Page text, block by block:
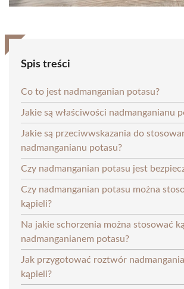
Spis treści
Co to jest nadmanganian potasu?
Jakie są właściwości nadmanganianu
Jakie są przeciwwskazania do
nadmanganianu potasu?
Czy nadmanganian potasu jest
Czy nadmanganian potasu można
kąpieli?
Na jakie schorzenia można stosować
nadmanganianem potasu?
Jak przygotować roztwór
kąpieli?